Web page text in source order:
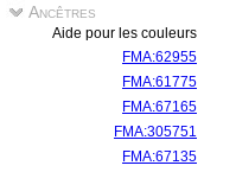
Ancêtres
Aide pour les couleurs
FMA:62955
FMA:61775
FMA:67165
FMA:305751
FMA:67135